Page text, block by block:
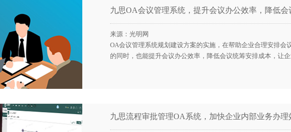
九思OA会议管理系统，提升会议办公效率，降低会
来源：光明网
OA会议管理系统规划建设方案的实施，在帮助企业合理安排会
的同时，也能提升会议办公效率，降低会议统筹安排成本，让企
九思流程审批管理OA系统，加快企业内部业务办理